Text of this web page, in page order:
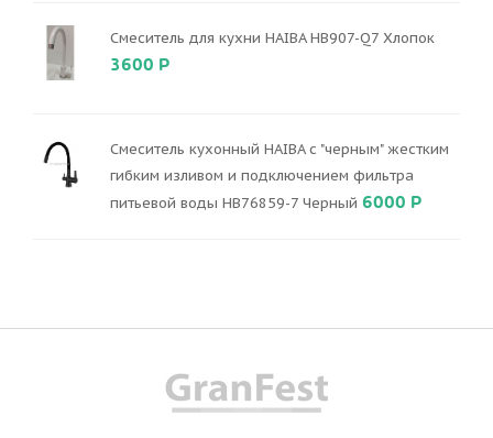
Смеситель для кухни HAIBA HB907-Q7 Хлопок
3600 Р
Смеситель кухонный HAIBA с "черным" жестким
гибким изливом и подключением фильтра
питьевой воды HB76859-7 Черный 6000 Р